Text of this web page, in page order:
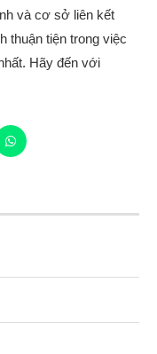
và cơ sở liên kết
thuận tiện trong việc
Hãy đến với